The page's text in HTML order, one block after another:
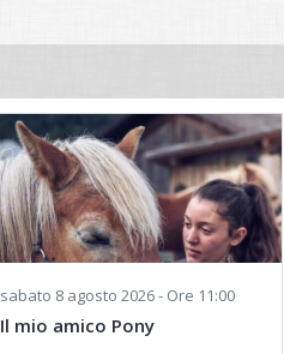
sabato 8 agosto 2026 - Ore 11:00
Il mio amico Pony